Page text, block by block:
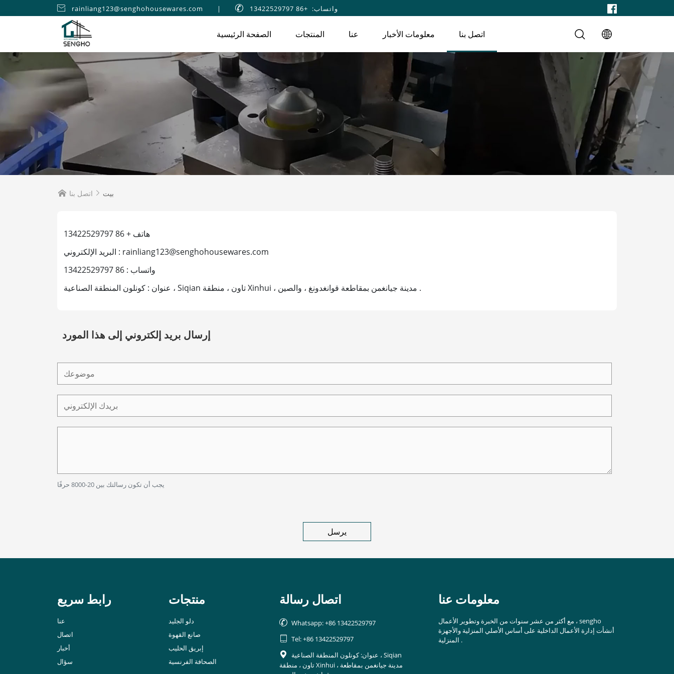
 rainliang123@senghohousewares.com |  واتساب: +86 13422529797
الصفحة الرئيسية المنتجات عنا معلومات الأخبار اتصل بنا
 بيت  اتصل بنا
هاتف + 86 13422529797
البريد الإلكتروني : rainliang123@senghohousewares.com
واتساب : 86 13422529797
عنوان : كونلون المنطقة الصناعية ، Siqian تاون ، منطقة Xinhui ، مدينة جيانغمن بمقاطعة قوانغدونغ ، والصين .
إرسال بريد إلكتروني إلى هذا المورد
يجب أن تكون رسالتك بين 20-8000 حرفًا
رابط سريع
عنا
اتصال
أخبار
سؤال
منتجات
دلو الجليد
صانع القهوة
إبريق الحليب
الصحافة الفرنسية
اتصال رسالة
 Whatsapp: +86 13422529797
 Tel: +86 13422529797

عنوان: كونلون المنطقة الصناعية ، Siqian
تاون ، منطقة Xinhui ، مدينة جيانغمن بمقاطعة
معلومات عنا
مع أكثر من عشر سنوات من الخبرة وتطوير الأعمال ، sengho
أنشأت إدارة الأعمال الداخلية على أساس الأصلي المنزلية والأجهزة
المنزلية .